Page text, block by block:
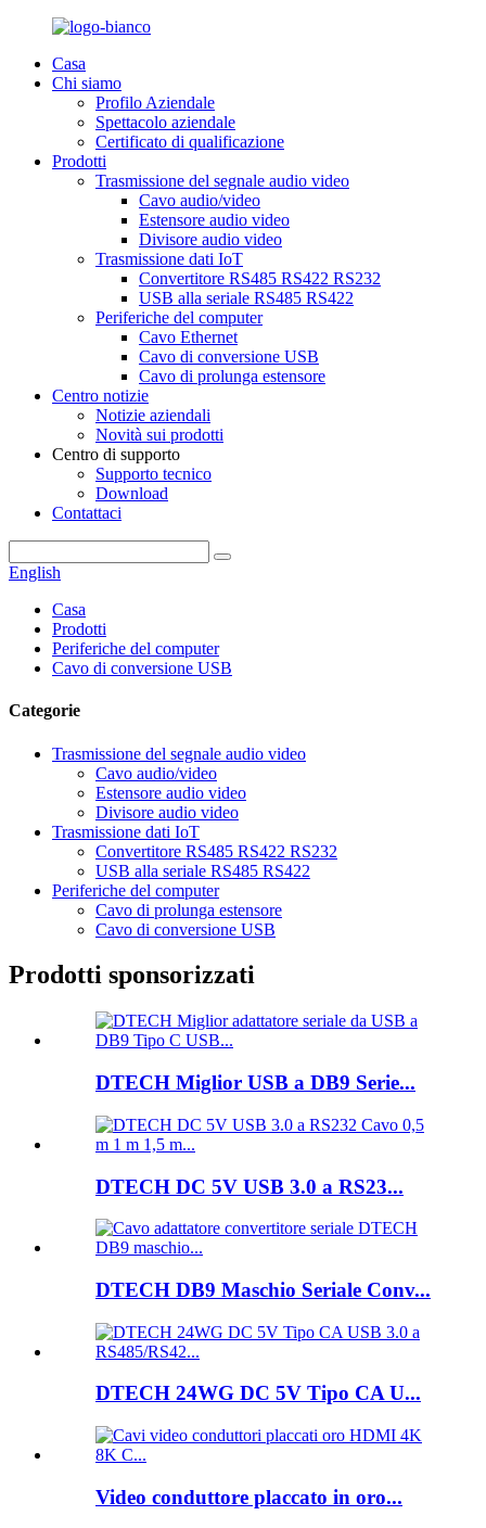
Casa
Chi siamo
Profilo Aziendale
Spettacolo aziendale
Certificato di qualificazione
Prodotti
Trasmissione del segnale audio video
Cavo audio/video
Estensore audio video
Divisore audio video
Trasmissione dati IoT
Convertitore RS485 RS422 RS232
USB alla seriale RS485 RS422
Periferiche del computer
Cavo Ethernet
Cavo di conversione USB
Cavo di prolunga estensore
Centro notizie
Notizie aziendali
Novità sui prodotti
Centro di supporto
Supporto tecnico
Download
Contattaci
English
Casa
Prodotti
Periferiche del computer
Cavo di conversione USB
Categorie
Trasmissione del segnale audio video
Cavo audio/video
Estensore audio video
Divisore audio video
Trasmissione dati IoT
Convertitore RS485 RS422 RS232
USB alla seriale RS485 RS422
Periferiche del computer
Cavo di prolunga estensore
Cavo di conversione USB
Prodotti sponsorizzati
DTECH Miglior USB a DB9 Serie...
DTECH DC 5V USB 3.0 a RS23...
DTECH DB9 Maschio Seriale Conv...
DTECH 24WG DC 5V Tipo CA U...
Video conduttore placcato in oro...